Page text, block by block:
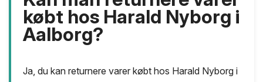
købt hos Harald Nyborg i
Aalborg?
Ja, du kan returnere varer købt hos Harald Nyborg i